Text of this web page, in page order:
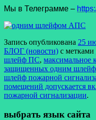
Мы в Телеграмме –
Запись опубликована 25
БЛОГ (новости) с метками
шлейф ПС, максимальное
защищенных одним
шлейф пожарной
помещений допускается
пожарной сигнализации.
выбрать язык сайта